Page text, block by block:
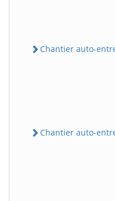
Chantier auto-
Chantier auto-